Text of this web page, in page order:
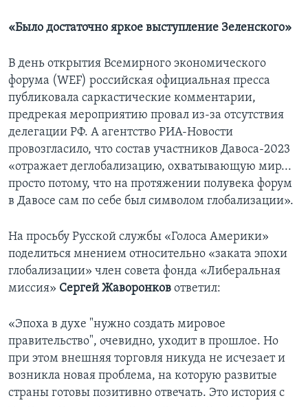
«Было достаточно яркое выступление Зеленского»
В день открытия Всемирного экономического
форума (WEF) российская официальная пресса
публиковала саркастические комментарии,
предрекая мероприятию провал из-за отсутствия
делегации РФ. А агентство РИА-Новости
провозгласило, что состав участников Давоса-2023
«отражает деглобализацию, охватывающую мир...
просто потому, что на протяжении полувека форум
в Давосе сам по себе был символом глобализации».
На просьбу Русской службы «Голоса Америки»
поделиться мнением относительно «заката эпохи
глобализации» член совета фонда «Либеральная
миссия» Сергей Жаворонков ответил:
«Эпоха в духе "нужно создать мировое
правительство", очевидно, уходит в прошлое. Но
при этом внешняя торговля никуда не исчезает и
возникла новая проблема, на которую развитые
страны готовы позитивно отвечать. Это история с